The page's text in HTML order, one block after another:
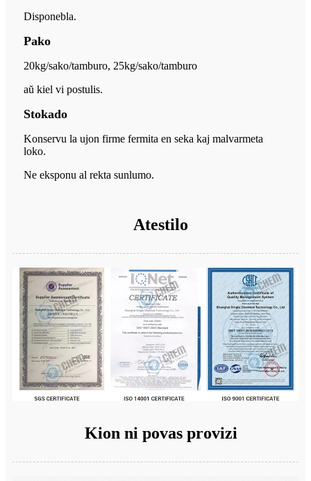
Disponebla.
Pako
20kg/sako/tamburo, 25kg/sako/tamburo
aŭ kiel vi postulis.
Stokado
Konservu la ujon firme fermita en seka kaj malvarmeta
loko.
Ne eksponu al rekta sunlumo.
Atestilo
Kion ni povas provizi